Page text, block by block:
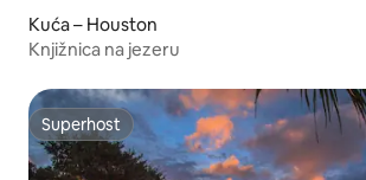
Kuća – Houston
Knjižnica na jezeru
Superhost
Superhost